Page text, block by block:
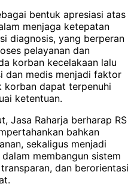
bentuk apresiasi atas
menjaga ketepatan
diagnosis, yang berperan
pelayanan dan
korban kecelakaan lalu
dan medis menjadi faktor
korban dapat terpenuhi
ketentuan.
Jasa Raharja berharap RS
bahkan
sekaligus menjadi
membangun sistem
dan berorientasi